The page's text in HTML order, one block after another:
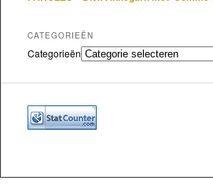
CATEGORIEËN
Categorieën